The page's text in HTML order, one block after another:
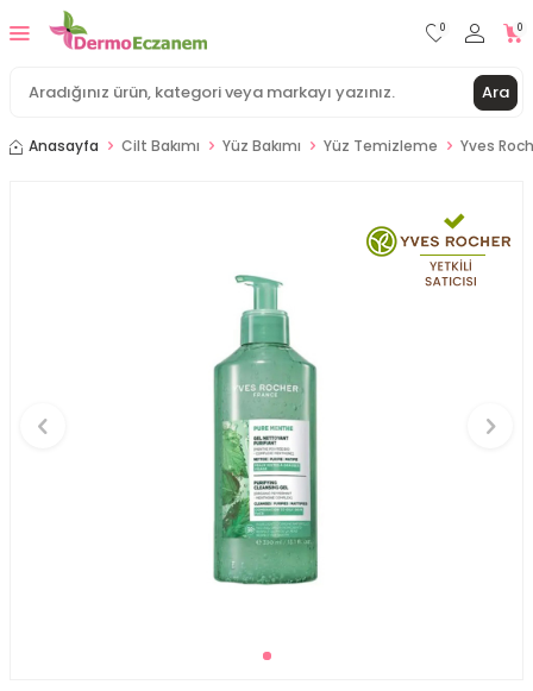
Ara
0 0
Anasayfa Cilt Bakımı Yüz Bakımı Yüz Temizleme Yves